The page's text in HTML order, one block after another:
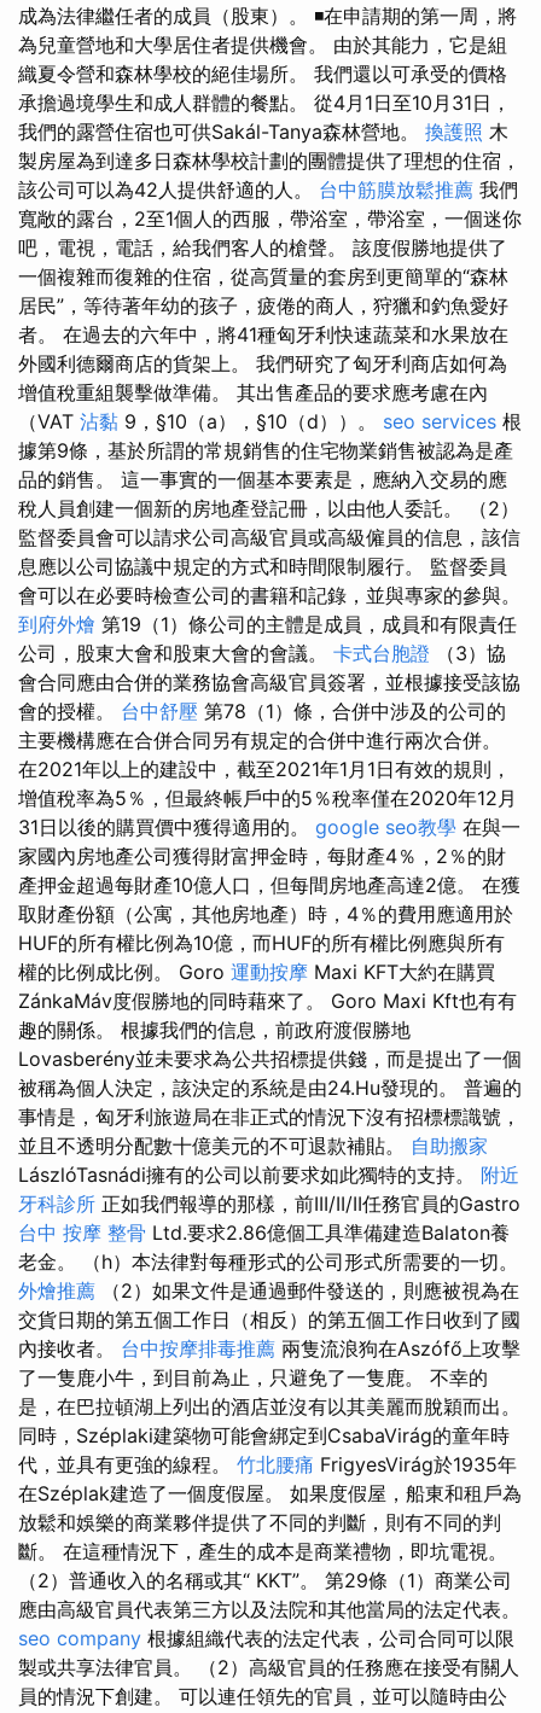
成為法律繼任者的成員（股東）。 ◾在申請期的第一周，將
為兒童營地和大學居住者提供機會。 由於其能力，它是組
織夏令營和森林學校的絕佳場所。 我們還以可承受的價格
承擔過境學生和成人群體的餐點。 從4月1日至10月31日，
我們的露營住宿也可供Sakál-Tanya森林營地。 換護照 木
製房屋為到達多日森林學校計劃的團體提供了理想的住宿，
該公司可以為42人提供舒適的人。 台中筋膜放鬆推薦 我們
寬敞的露台，2至1個人的西服，帶浴室，帶浴室，一個迷你
吧，電視，電話，給我們客人的槍聲。 該度假勝地提供了
一個複雜而復雜的住宿，從高質量的套房到更簡單的“森林
居民”，等待著年幼的孩子，疲倦的商人，狩獵和釣魚愛好
者。 在過去的六年中，將41種匈牙利快速蔬菜和水果放在
外國利德爾商店的貨架上。 我們研究了匈牙利商店如何為
增值稅重組襲擊做準備。 其出售產品的要求應考慮在內
（VAT 沾黏 9，§10（a），§10（d））。 seo services 根
據第9條，基於所謂的常規銷售的住宅物業銷售被認為是產
品的銷售。 這一事實的一個基本要素是，應納入交易的應
稅人員創建一個新的房地產登記冊，以由他人委託。 （2）
監督委員會可以請求公司高級官員或高級僱員的信息，該信
息應以公司協議中規定的方式和時間限制履行。 監督委員
會可以在必要時檢查公司的書籍和記錄，並與專家的參與。
到府外燴 第19（1）條公司的主體是成員，成員和有限責任
公司，股東大會和股東大會的會議。 卡式台胞證 （3）協
會合同應由合併的業務協會高級官員簽署，並根據接受該協
會的授權。 台中舒壓 第78（1）條，合併中涉及的公司的
主要機構應在合併合同另有規定的合併中進行兩次合併。
在2021年以上的建設中，截至2021年1月1日有效的規則，
增值稅率為5％，但最終帳戶中的5％稅率僅在2020年12月
31日以後的購買價中獲得適用的。 google seo教學 在與一
家國內房地產公司獲得財富押金時，每財產4％，2％的財
產押金超過每財產10億人口，但每間房地產高達2億。 在獲
取財產份額（公寓，其他房地產）時，4％的費用應適用於
HUF的所有權比例為10億，而HUF的所有權比例應與所有
權的比例成比例。 Goro 運動按摩 Maxi KFT大約在購買
ZánkaMáv度假勝地的同時藉來了。 Goro Maxi Kft也有有
趣的關係。 根據我們的信息，前政府渡假勝地
Lovasberény並未要求為公共招標提供錢，而是提出了一個
被稱為個人決定，該決定的系統是由24.Hu發現的。 普遍的
事情是，匈牙利旅遊局在非正式的情況下沒有招標標識號，
並且不透明分配數十億美元的不可退款補貼。 自助搬家
LászlóTasnádi擁有的公司以前要求如此獨特的支持。 附近
牙科診所 正如我們報導的那樣，前III/II/II任務官員的Gastro
台中 按摩 整骨 Ltd.要求2.86億個工具準備建造Balaton養
老金。 （h）本法律對每種形式的公司形式所需要的一切。
外燴推薦 （2）如果文件是通過郵件發送的，則應被視為在
交貨日期的第五個工作日（相反）的第五個工作日收到了國
內接收者。 台中按摩排毒推薦 兩隻流浪狗在Aszófő上攻擊
了一隻鹿小牛，到目前為止，只避免了一隻鹿。 不幸的
是，在巴拉頓湖上列出的酒店並沒有以其美麗而脫穎而出。
同時，Széplaki建築物可能會綁定到CsabaVirág的童年時
代，並具有更強的線程。 竹北腰痛 FrigyesVirág於1935年
在Széplak建造了一個度假屋。 如果度假屋，船東和租戶為
放鬆和娛樂的商業夥伴提供了不同的判斷，則有不同的判
斷。 在這種情況下，產生的成本是商業禮物，即坑電視。
（2）普通收入的名稱或其“ KKT”。 第29條（1）商業公司
應由高級官員代表第三方以及法院和其他當局的法定代表。
seo company 根據組織代表的法定代表，公司合同可以限
製或共享法律官員。 （2）高級官員的任務應在接受有關人
員的情況下創建。 可以連任領先的官員，並可以隨時由公